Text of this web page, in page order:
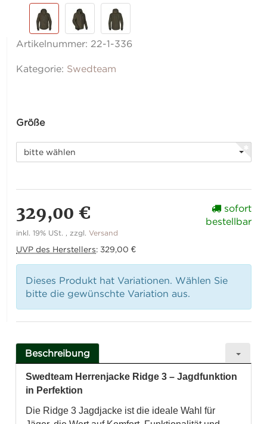
Artikelnummer: 22-1-336
Kategorie: Swedteam
Größe
bitte wählen
329,00 €
inkl. 19% USt. , zzgl.Versand
UVP des Herstellers: 329,00 €
sofort
bestellbar
Dieses Produkt hat Variationen. Wählen Sie
bitte die gewünschte Variation aus.
Beschreibung
Swedteam Herrenjacke Ridge 3 – Jagdfunktion
in Perfektion
Die Ridge 3 Jagdjacke ist die ideale Wahl für